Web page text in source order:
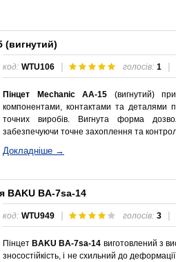
(вигнутий)
код: WTU106 голосів: 1
Пінцет Mechanic AA‑15 (вигнутий)
компонентами, контактами та деталями
точних виробів. Вигнута форма
забезпечуючи точне захоплення та
Докладніше →
BAKU BA-7sa-14
код: WTU949 голосів: 3
Пінцет BAKU BA-7sa-14 виготовлений з
зносостійкість, і не схильний до